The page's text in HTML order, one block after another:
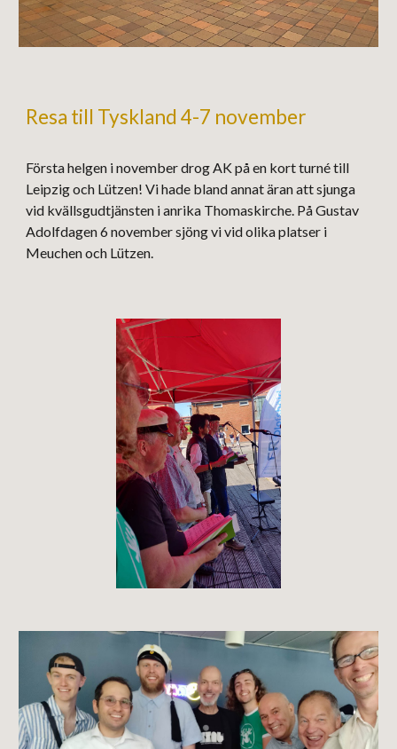
Resa till Tyskland 4-7 november
Första helgen i november drog AK på en kort turné till
Leipzig och Lützen! Vi hade bland annat äran att sjunga
vid kvällsgudtjänsten i anrika Thomaskirche. På Gustav
Adolfdagen 6 november sjöng vi vid olika platser i
Meuchen och Lützen.